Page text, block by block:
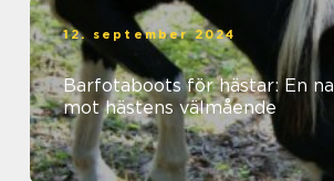
12. september 2024
Barfotaboots för hästar: En
mot hästens välmående